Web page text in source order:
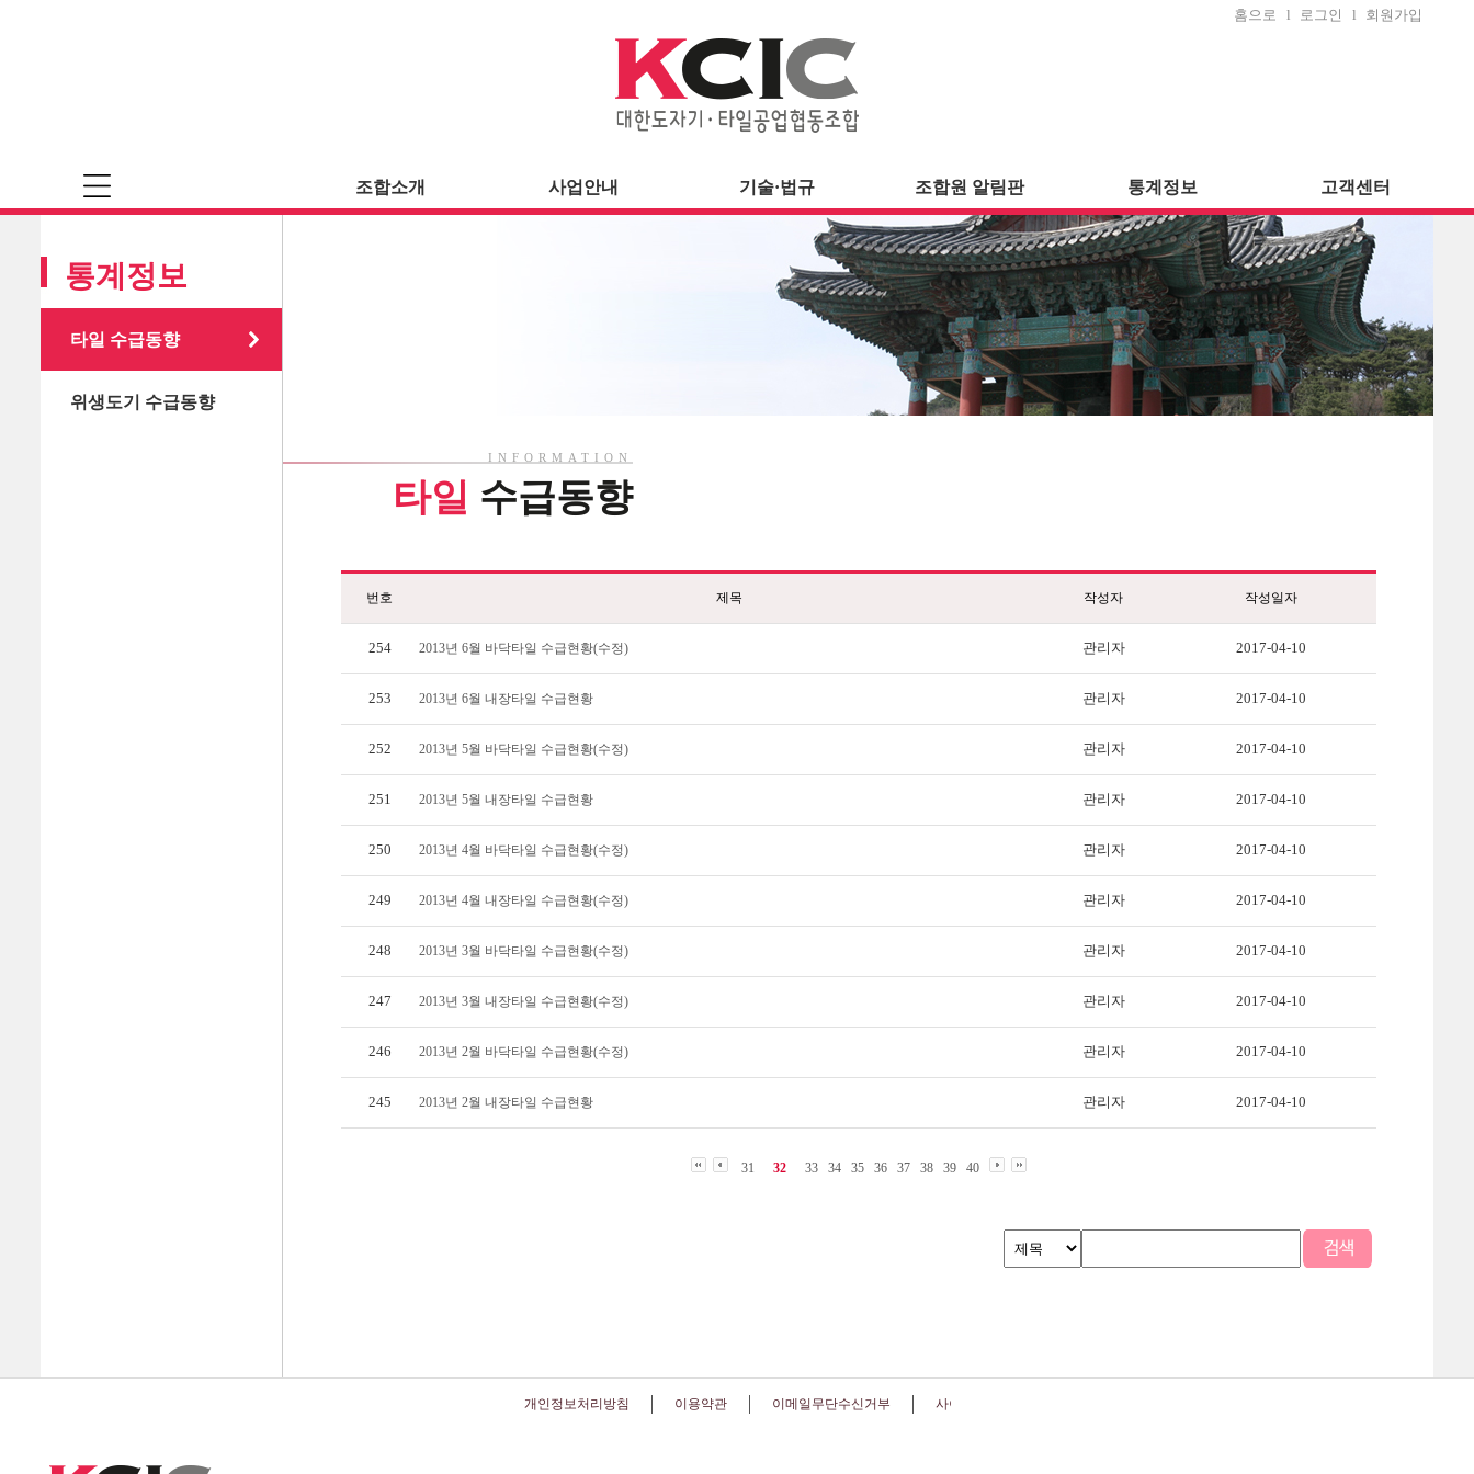
홈으로 l 로그인 l 회원가입
조합소개 사업안내 기술·법규 조합원 알림판 통계정보 고객센터
통계정보
타일 수급동향
위생도기 수급동향
INFORMATION
타일 수급동향
번호 제목 작성자 작성일자
254 2013년 6월 바닥타일 수급현황(수정) 관리자 2017-04-10
253 2013년 6월 내장타일 수급현황 관리자 2017-04-10
252 2013년 5월 바닥타일 수급현황(수정) 관리자 2017-04-10
251 2013년 5월 내장타일 수급현황 관리자 2017-04-10
250 2013년 4월 바닥타일 수급현황(수정) 관리자 2017-04-10
249 2013년 4월 내장타일 수급현황(수정) 관리자 2017-04-10
248 2013년 3월 바닥타일 수급현황(수정) 관리자 2017-04-10
247 2013년 3월 내장타일 수급현황(수정) 관리자 2017-04-10
246 2013년 2월 바닥타일 수급현황(수정) 관리자 2017-04-10
245 2013년 2월 내장타일 수급현황 관리자 2017-04-10
31 32 33 34 35 36 37 38 39 40
개인정보처리방침 이용약관 이메일무단수신거부 사이트맵